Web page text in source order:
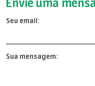
Seu email:
Sua mensagem: